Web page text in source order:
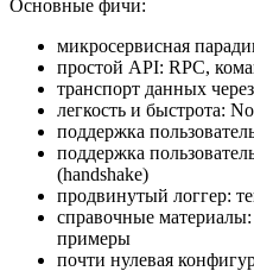
Основные фичи:
микросервисная
простой API: RPC,
транспорт данных
легкость и быстрота:
поддержка
поддержка
(handshake)
продвинутый логгер:
справочные
примеры
почти нулевая